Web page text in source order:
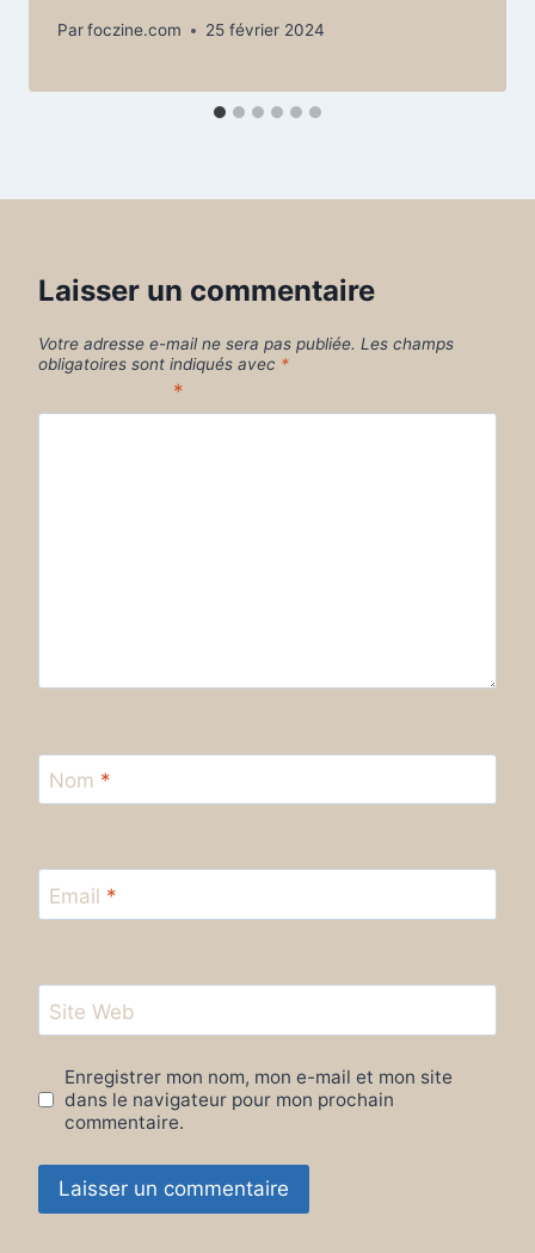
Parfoczine.com 25 février 2024
Laisser un commentaire
Votre adresse e-mail ne sera pas publiée. Les champs
obligatoires sont indiqués avec *
*
Nom *
Email *
Site Web
Enregistrer mon nom, mon e-mail et mon site
dans le navigateur pour mon prochain
commentaire.